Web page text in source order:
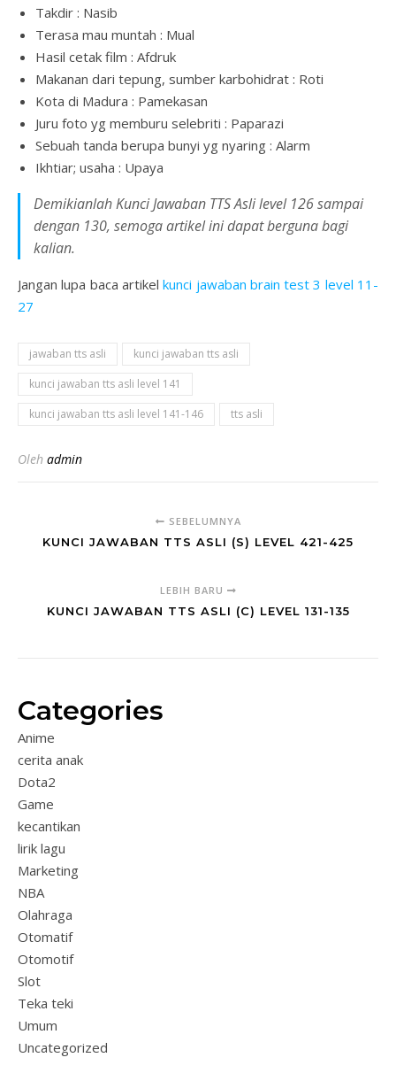
Takdir : Nasib
Terasa mau muntah : Mual
Hasil cetak film : Afdruk
Makanan dari tepung, sumber karbohidrat : Roti
Kota di Madura : Pamekasan
Juru foto yg memburu selebriti : Paparazi
Sebuah tanda berupa bunyi yg nyaring : Alarm
Ikhtiar; usaha : Upaya
Demikianlah Kunci Jawaban TTS Asli level 126 sampai
dengan 130, semoga artikel ini dapat berguna bagi
kalian.
Jangan lupa baca artikelkunci jawaban brain test 3 level 11-
27
jawaban tts asli
kunci jawaban tts asli
kunci jawaban tts asli level 141
kunci jawaban tts asli level 141-146
tts asli
Oleh admin
SEBELUMNYA
KUNCI JAWABAN TTS ASLI (S) LEVEL 421-425
LEBIH BARU
KUNCI JAWABAN TTS ASLI (C) LEVEL 131-135
Categories
Anime
cerita anak
Dota2
Game
kecantikan
lirik lagu
Marketing
NBA
Olahraga
Otomatif
Otomotif
Slot
Teka teki
Umum
Uncategorized